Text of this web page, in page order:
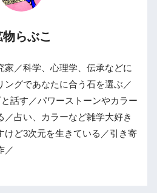
物らぶこ
家／科学、心理学、伝承などに
ングであなたに合う石を選ぶ／
話す／パワーストーンやカラー
／占い、カラーなど雑学大好き
けど3次元を生きている／引き寄
／